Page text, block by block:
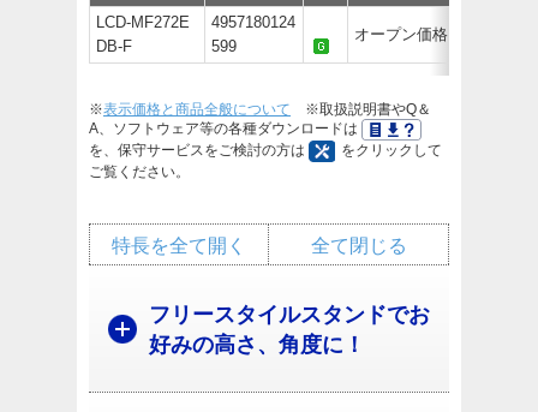
LCD-MF272E
DB-F
4957180124
599
オープン価格
※表示価格と商品全般について ※取扱説明書やQ＆
A、ソフトウェア等の各種ダウンロードは
を、保守サービスをご検討の方は
をクリックして
ご覧ください。
全て閉じる
特長を全て開く
フリースタイルスタンドでお
好みの高さ、角度に！